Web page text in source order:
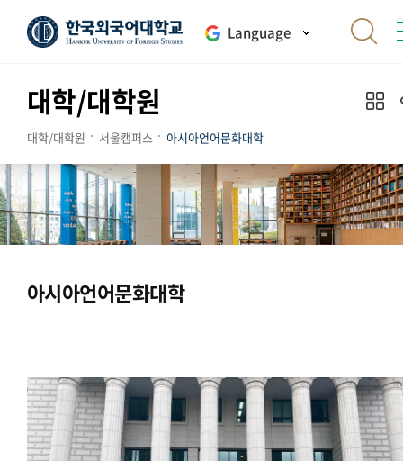
Language
대학/대학원
대학/대학원 서울캠퍼스 아시아언어문화대학
아시아언어문화대학